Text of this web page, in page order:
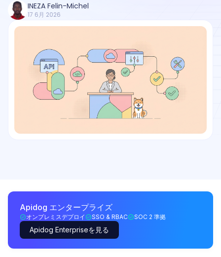
INEZA Felin-Michel
17 6月 2026
Apidog エンタープライズ
オンプレミスデプロイ SSO & RBAC SOC 2 準拠
Apidog Enterpriseを見る